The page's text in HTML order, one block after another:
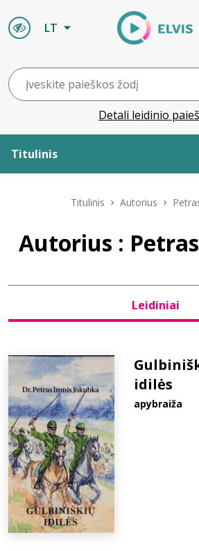
LT
Detali leidinio
Titulinis
Leidiniai
D.U.K.
Titulinis Autorius
Autorius :
Leidiniai
idilės
apybraiža